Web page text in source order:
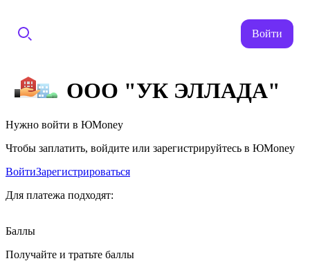
Войти
ООО "УК ЭЛЛАДА"
Нужно войти в ЮMoney
Чтобы заплатить, войдите или зарегистрируйтесь в ЮMoney
ВойтиЗарегистрироваться
Для платежа подходят:
Баллы
Получайте и тратьте баллы